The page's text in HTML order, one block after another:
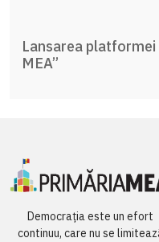
Lansarea
MEA”
Democrația este un efort
continuu, care nu se